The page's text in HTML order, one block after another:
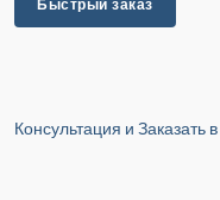
Быстрый заказ
Консультация и Заказать